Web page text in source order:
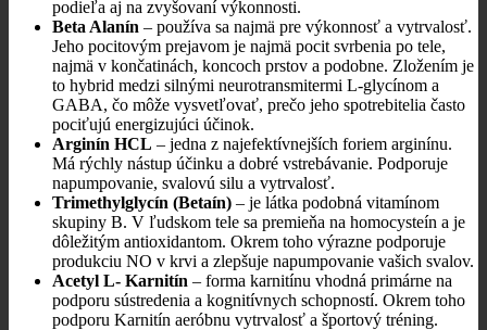
podieľa aj na zvyšovaní výkonnosti.
Beta Alanín – používa sa najmä pre výkonnosť a vytrvalosť.
Jeho pocitovým prejavom je najmä pocit svrbenia po tele,
najmä v končatinách, koncoch prstov a podobne. Zložením je
to hybrid medzi silnými neurotransmitermi L-glycínom a
GABA, čo môže vysvetľovať, prečo jeho spotrebitelia často
pociťujú energizujúci účinok.
Arginín HCL – jedna z najefektívnejších foriem arginínu.
Má rýchly nástup účinku a dobré vstrebávanie. Podporuje
napumpovanie, svalovú silu a vytrvalosť.
Trimethylglycín (Betaín) – je látka podobná vitamínom
skupiny B. V ľudskom tele sa premieňa na homocysteín a je
dôležitým antioxidantom. Okrem toho výrazne podporuje
produkciu NO v krvi a zlepšuje napumpovanie vašich svalov.
Acetyl L- Karnitín – forma karnitínu vhodná primárne na
podporu sústredenia a kognitívnych schopností. Okrem toho
podporu Karnitín aeróbnu vytrvalosť a športový tréning.